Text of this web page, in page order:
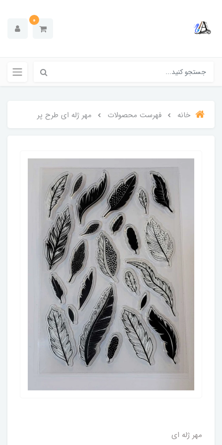
0
خانه فهرست محصولات مهر ژله ای طرح پر
مهر ژله ای